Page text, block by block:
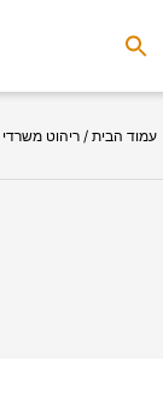
Search
for:
עמוד הבית / ריהוט משרדי